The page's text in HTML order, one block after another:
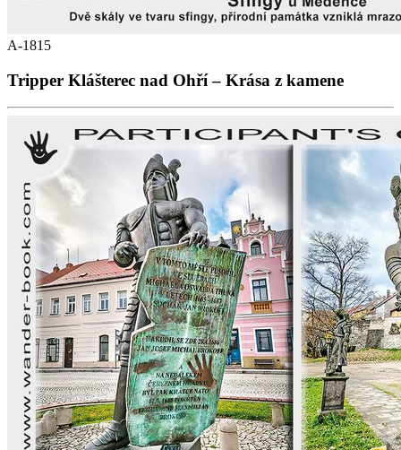
A-1815
Tripper Klášterec nad Ohří – Krása z kamene